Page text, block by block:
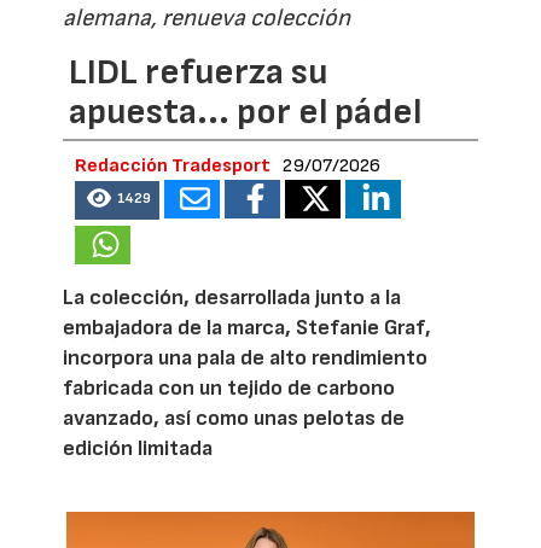
alemana, renueva colección
LIDL refuerza su
apuesta... por el pádel
Redacción Tradesport 29/07/2026
1429
La colección, desarrollada junto a la
embajadora de la marca, Stefanie Graf,
incorpora una pala de alto rendimiento
fabricada con un tejido de carbono
avanzado, así como unas pelotas de
edición limitada